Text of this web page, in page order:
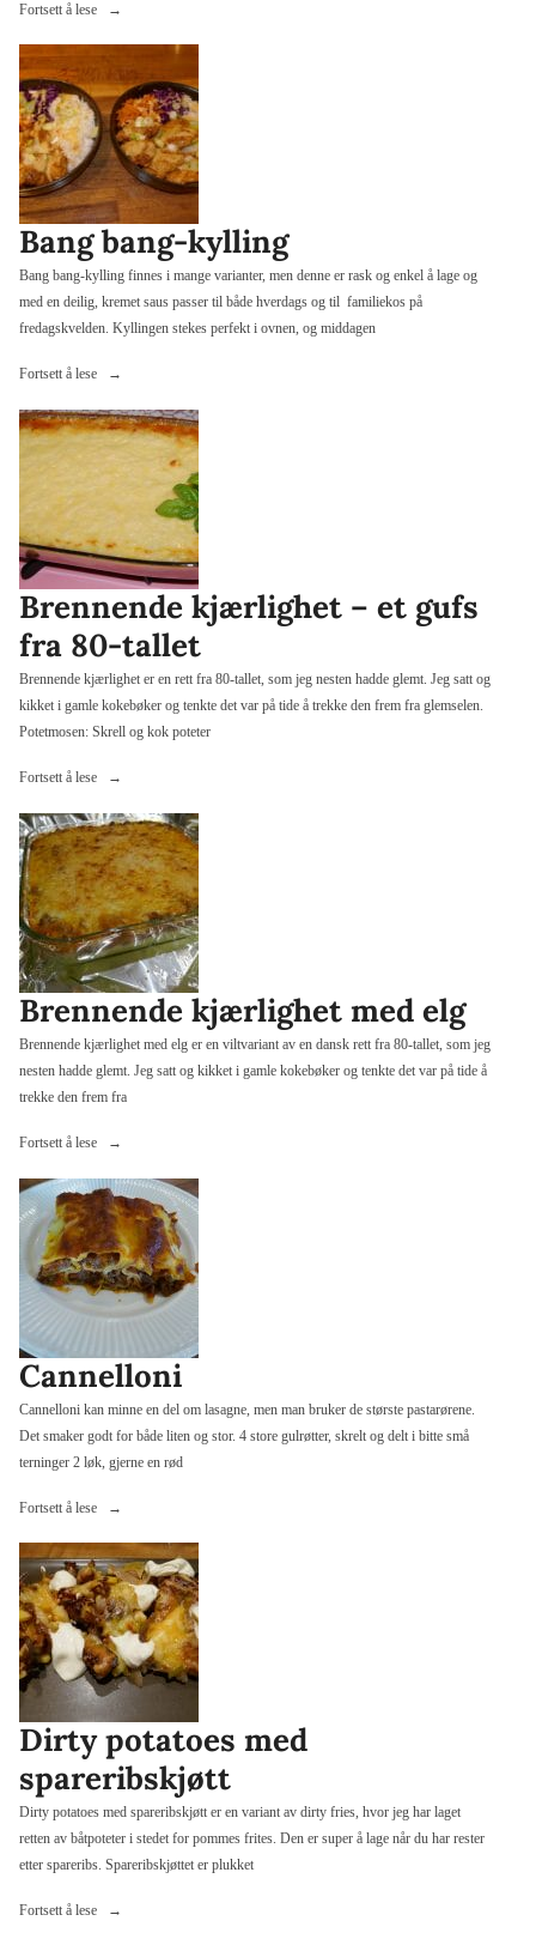
Fortsett å lese
«Amerikansk
Bang bang-kylling
Bang bang-kylling finnes i mange varianter, men denne er rask og enkel å lage og
med en deilig, kremet saus passer til både hverdags og til familiekos på
fredagskvelden. Kyllingen stekes perfekt i ovnen, og middagen
Fortsett å lese
«Bang
kylling»
Brennende kjærlighet – et gufs
fra 80-tallet
Brennende kjærlighet er en rett fra 80-tallet, som jeg nesten hadde glemt. Jeg satt og
kikket i gamle kokebøker og tenkte det var på tide å trekke den frem fra glemselen.
Potetmosen: Skrell og kok poteter
Fortsett å lese
«Brennende
–
et
gufs
fra
80-
tallet»
Brennende kjærlighet med elg
Brennende kjærlighet med elg er en viltvariant av en dansk rett fra 80-tallet, som jeg
nesten hadde glemt. Jeg satt og kikket i gamle kokebøker og tenkte det var på tide å
trekke den frem fra
Fortsett å lese
«Brennende
med
elg»
Cannelloni
Cannelloni kan minne en del om lasagne, men man bruker de største pastarørene.
Det smaker godt for både liten og stor. 4 store gulrøtter, skrelt og delt i bitte små
terninger 2 løk, gjerne en rød
Fortsett å lese «Cannelloni»
Dirty potatoes med
spareribskjøtt
Dirty potatoes med spareribskjøtt er en variant av dirty fries, hvor jeg har laget
retten av båtpoteter i stedet for pommes frites. Den er super å lage når du har rester
etter spareribs. Spareribskjøttet er plukket
Fortsett å lese
«Dirty